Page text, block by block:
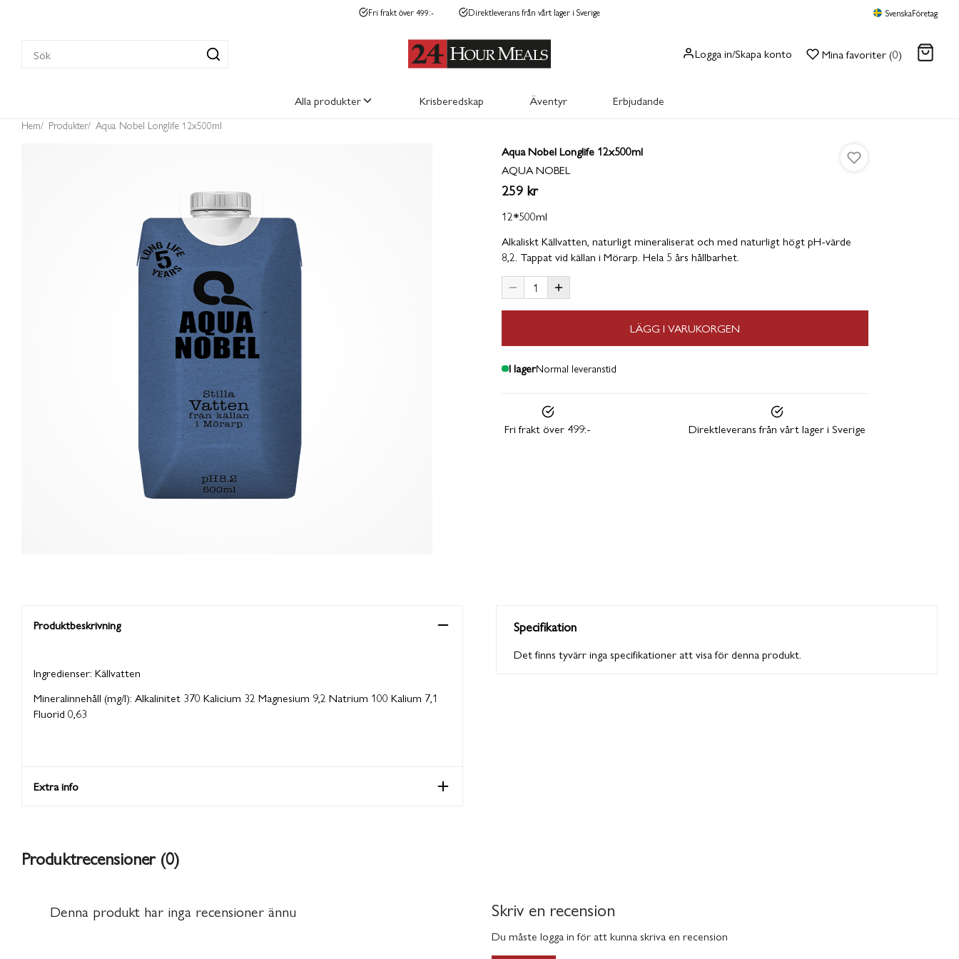
Fri frakt över 499:- Direktleverans från vårt lager i Sverige SvenskaFöretag
Logga in/Skapa konto Mina favoriter (0)
Alla produkter
ENERGI OCH PROTEINBARS
ÖVRIGT
Krisberedskap Äventyr Erbjudande
Hem Produkter Aqua Nobel Longlife 12x500ml
Aqua Nobel Longlife 12x500ml
AQUA NOBEL
259 kr
12*500ml
Alkaliskt Källvatten, naturligt mineraliserat och med naturligt högt pH-värde
8,2. Tappat vid källan i Mörarp. Hela 5 års hållbarhet.
LÄGG I VARUKORGEN
I lagerNormal leveranstid
Fri frakt över 499:- Direktleverans från vårt lager i Sverige
Produktbeskrivning
Ingredienser: Källvatten
Mineralinnehåll (mg/l): Alkalinitet 370 Kalicium 32 Magnesium 9,2 Natrium 100 Kalium 7,1
Fluorid 0,63
Extra info
Specifikation
Det finns tyvärr inga specifikationer att visa för denna produkt.
Produktrecensioner (0)
Denna produkt har inga recensioner ännu Skriv en recension
Du måste logga in för att kunna skriva en recension